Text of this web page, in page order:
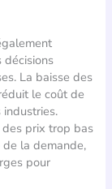
La baisse des
le coût de
prix trop bas
la demande,
pour